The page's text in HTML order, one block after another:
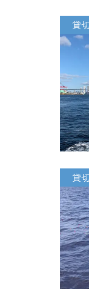
貸
貸